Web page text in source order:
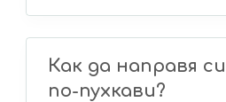
Как да направя
по-пухкави?